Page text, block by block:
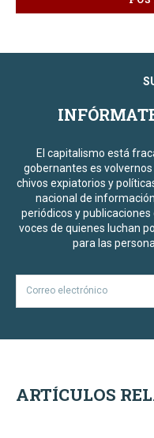
El capitalismo está
gobernantes es
chivos expiatorios y
nacional de
periódicos y
voces de quienes luchan
para las
ARTÍCULOS